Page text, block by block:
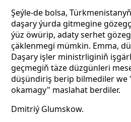
Şeýle-de bolsa,
daşary ýurda gitmegine
ýüz öwürip, adaty serhet
çäklenmegi mümkin. Emma,
Daşary işler ministrliginiň
geçmegiň täze düzgünleri
düşündiriş berip bilmediler we
okamagy" maslahat berdiler.
Dmitriý Glumskow.